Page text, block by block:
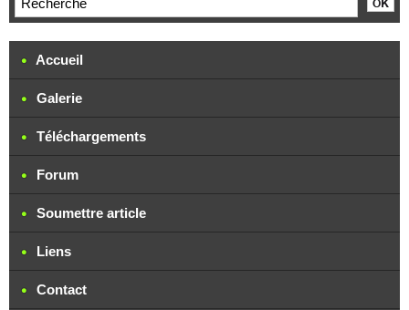
Accueil
Galerie
Téléchargements
Forum
Soumettre article
Liens
Contact